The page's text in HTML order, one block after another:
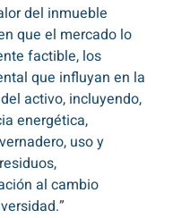
del inmueble
que el mercado lo
factible, los
que influyan en la
activo, incluyendo,
energética,
uso y
al cambio